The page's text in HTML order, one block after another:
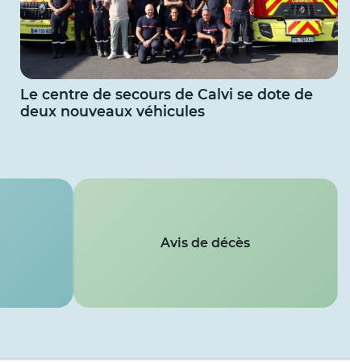
Le centre de secours de Calvi se dote de
deux nouveaux véhicules
Avis de décès